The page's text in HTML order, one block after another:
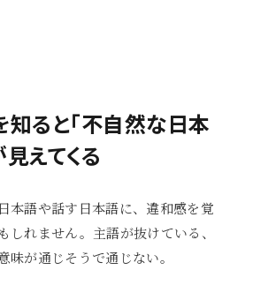
知ると「不自然な日本
えてくる
本語や話す日本語に、違和感を覚
しれません。主語が抜けている、
味が通じそうで通じない。